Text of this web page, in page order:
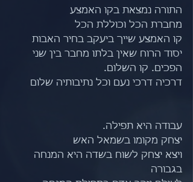
התורה נמצאת בקו האמצע
מחברת הכל וכוללת הכל
קו האמצע שייך ביעקב בחיר האבות
יסוד הרוח שאין בלתו מחבר בין שני
הפכים. קו השלום.
דרכיה דרכי נעם וכל נתיבותיה שלום
עבודה היא תפילה.
יצחק מקומו בשמאל האש
ויצא יצחק לשוח בשדה היא המנחה
בגבורה